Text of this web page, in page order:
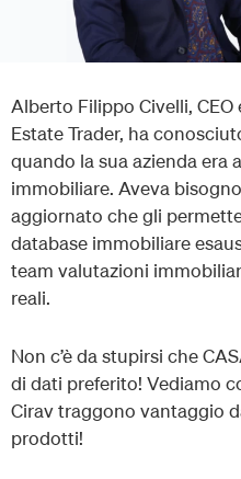
Alberto Filippo Civelli,
Estate Trader, ha
quando la sua azienda era
immobiliare. Aveva
aggiornato che gli
database immobiliare
team valutazioni
reali.
Non c’è da stupirsi che
di dati preferito! Vediamo
Cirav traggono vantaggio
prodotti!